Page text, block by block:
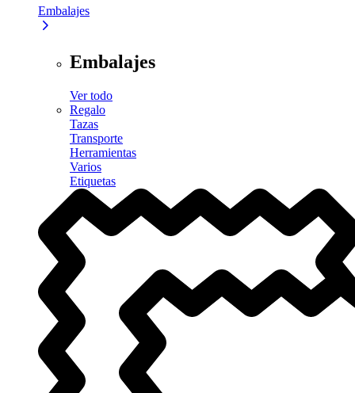
Embalajes
Embalajes
Ver todo
Regalo
Tazas
Transporte
Herramientas
Varios
Etiquetas